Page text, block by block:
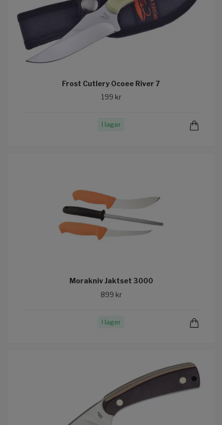
Frost Cutlery Ocoee River 7
199 kr
I lager
Morakniv Jaktset 3000
899 kr
I lager